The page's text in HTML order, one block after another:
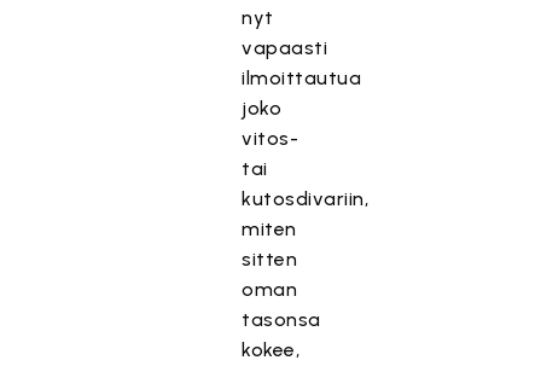
nyt
vapaasti
ilmoittautua
joko
vitos-
tai
kutosdivariin,
miten
sitten
oman
tasonsa
kokee,